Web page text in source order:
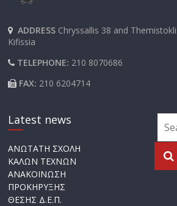
ADDRESS Chryssallis 38 and
Kifissia
TELEPHONE: 210 8070686
FAX: 210 6204714
Latest news
ΑΝΩΤΑΤΗ ΣΧΟΛΗ
ΚΑΛΩΝ ΤΕΧΝΩΝ
ΑΝΑΚΟΙΝΩΣΗ
ΠΡΟΚΗΡΥΞΗΣ
ΘΕΣΗΣ Δ.Ε.Π.